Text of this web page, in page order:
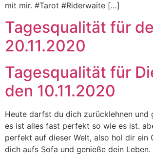
mit mir. #Tarot #Riderwaite […]
Tagesqualität für
20.11.2020
Tagesqualität für
den 10.11.2020
Heute darfst du dich zurücklehnen und
es ist alles fast perfekt so wie es ist.
perfekt auf dieser Welt, also hol dir ein
dich aufs Sofa und genieße dein Leben.